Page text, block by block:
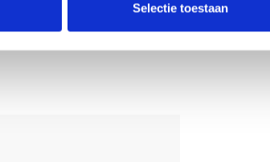
Selectie toestaan